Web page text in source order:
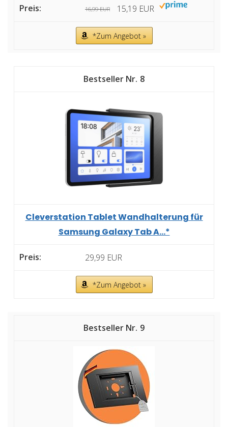
16,99 EUR 15,19 EUR
*Zum Angebot »
8
Cleverstation Tablet Wandhalterung für
Samsung Galaxy Tab A...*
29,99 EUR
*Zum Angebot »
9